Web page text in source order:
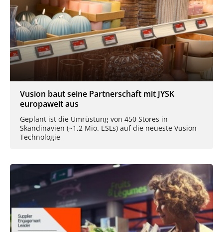
Vusion baut seine Partnerschaft mit JYSK
europaweit aus
Geplant ist die Umrüstung von 450 Stores in
Skandinavien (~1,2 Mio. ESLs) auf die neueste Vusion
Technologie